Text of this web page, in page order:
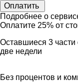
Оплатить
Подробнее о
Оплатите 25% от
Оставшиеся 3 части
две недели
Без процентов и